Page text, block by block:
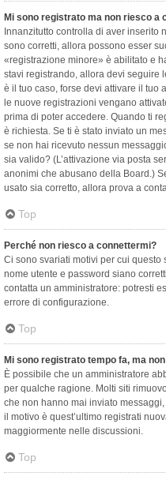
Mi sono registrato ma non riesco a
Innanzitutto controlla di aver inserito
sono corretti, allora possono esser
«registrazione minore» è abilitato e
stavi registrando, allora devi seguire
è il tuo caso, forse devi attivare il tuo
le nuove registrazioni vengano
prima di poter accedere. Quando ti
è richiesta. Se ti è stato inviato un
se non hai ricevuto nessun
sia valido? (L’attivazione via posta
anonimi che abusano della Board.)
usato sia corretto, allora prova a
Top
Perché non riesco a connettermi?
Ci sono svariati motivi per cui questo
nome utente e password siano
contatta un amministratore: potresti
errore di configurazione.
Top
Mi sono registrato tempo fa, ma
È possibile che un amministratore
per qualche ragione. Molti siti
che non hanno mai inviato
il motivo è quest’ultimo registrati
maggiormente nelle discussioni.
Top